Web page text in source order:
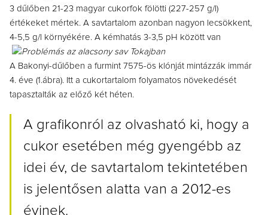
3 dűlőben 21-23 magyar cukorfok fölötti (227-257 g/l)
értékeket mértek. A savtartalom azonban nagyon lecsökkent,
4-5,5 g/l környékére. A kémhatás 3-3,5 pH között van
A Bakonyi-dűlőben a furmint 7575-ös klónját mintázzák immár
4. éve (1.ábra). Itt a cukortartalom folyamatos növekedését
tapasztalták az előző két héten.
A grafikonról az olvasható ki, hogy a
cukor esetében még gyengébb az
idei év, de savtartalom tekintetében
is jelentősen alatta van a 2012-es
évinek.